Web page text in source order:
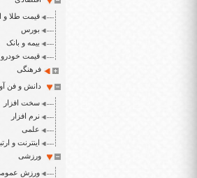
قیمت طلا و
بورس
بیمه و بانک
قیمت خودرو
فرهنگی
دانش و فن
سخت افزار
نرم افزار
علمی
اینترنت و
ورزشی
ورزش